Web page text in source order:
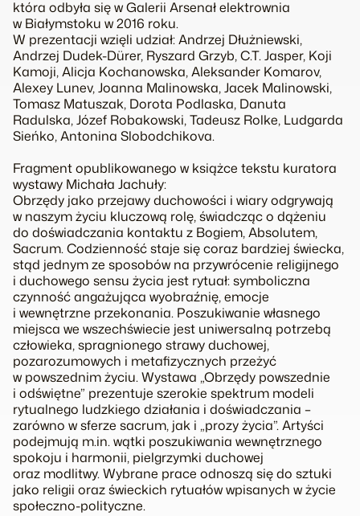
która odbyła się w Galerii Arsenał elektrownia
w Białymstoku w 2016 roku.
W prezentacji wzięli udział: Andrzej Dłużniewski,
Andrzej Dudek-Dürer, Ryszard Grzyb, C.T. Jasper, Koji
Kamoji, Alicja Kochanowska, Aleksander Komarov,
Alexey Lunev, Joanna Malinowska, Jacek Malinowski,
Tomasz Matuszak, Dorota Podlaska, Danuta
Radulska, Józef Robakowski, Tadeusz Rolke, Ludgarda
Sieńko, Antonina Slobodchikova.
Fragment opublikowanego w książce tekstu kuratora
wystawy Michała Jachuły:
Obrzędy jako przejawy duchowości i wiary odgrywają
w naszym życiu kluczową rolę, świadcząc o dążeniu
do doświadczania kontaktu z Bogiem, Absolutem,
Sacrum. Codzienność staje się coraz bardziej świecka,
stąd jednym ze sposobów na przywrócenie religijnego
i duchowego sensu życia jest rytuał: symboliczna
czynność angażująca wyobraźnię, emocje
i wewnętrzne przekonania. Poszukiwanie własnego
miejsca we wszechświecie jest uniwersalną potrzebą
człowieka, spragnionego strawy duchowej,
pozarozumowych i metafizycznych przeżyć
w powszednim życiu. Wystawa „Obrzędy powszednie
i odświętne” prezentuje szerokie spektrum modeli
rytualnego ludzkiego działania i doświadczania –
zarówno w sferze sacrum, jak i „prozy życia”. Artyści
podejmują m.in. wątki poszukiwania wewnętrznego
spokoju i harmonii, pielgrzymki duchowej
oraz modlitwy. Wybrane prace odnoszą się do sztuki
jako religii oraz świeckich rytuałów wpisanych w życie
społeczno-polityczne.